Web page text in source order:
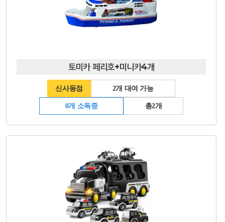
토미카 페리호+미니카4개
신사동점 2개 대여 가능
0개 소독중 총2개